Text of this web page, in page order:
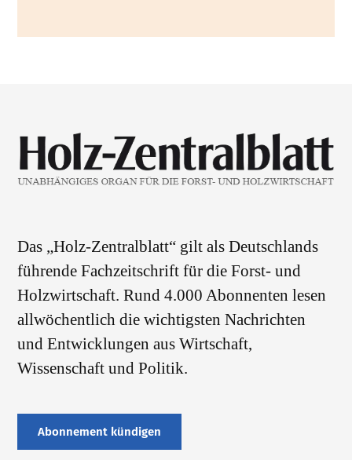
Das „Holz-Zentralblatt“ gilt als Deutschlands
führende Fachzeitschrift für die Forst- und
Holzwirtschaft. Rund 4.000 Abonnenten lesen
allwöchentlich die wichtigsten Nachrichten
und Entwicklungen aus Wirtschaft,
Wissenschaft und Politik.
Abonnement kündigen